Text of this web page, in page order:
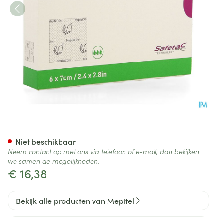
€ 16,38
Niet beschikbaar
Neem contact op met ons via telefoon of e-mail, dan bekijken
we samen de mogelijkheden.
Bekijk alle producten van Mepitel